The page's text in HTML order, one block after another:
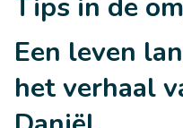
Tips in de
Een leven
het verhaal